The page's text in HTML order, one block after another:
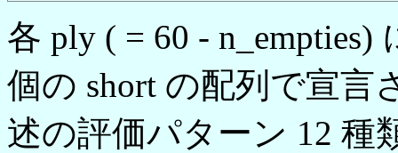
各 ply ( = 60 - n_empties)
個の short の配列で宣言
述の評価パターン 12 種